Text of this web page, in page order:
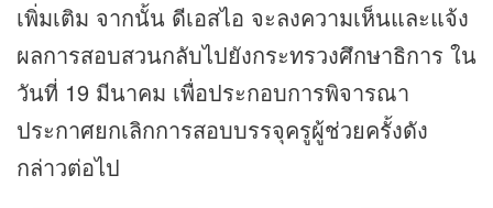
เพิ่มเติม จากนั้น ดีเอสไอ จะลงความเห็นและแจ้ง
ผลการสอบสวนกลับไปยังกระทรวงศึกษาธิการ ใน
วันที่ 19 มีนาคม เพื่อประกอบการพิจารณา
ประกาศยกเลิกการสอบบรรจุครูผู้ช่วยครั้งดัง
กล่าวต่อไป